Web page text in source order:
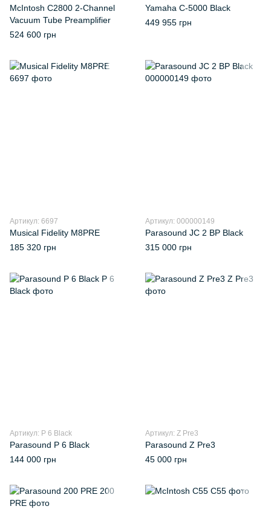
McIntosh C2800 2-Channel
Vacuum Tube Preamplifier
524 600 грн
Yamaha C-5000 Black
449 955 грн
Артикул: 6697
Musical Fidelity M8PRE
185 320 грн
Артикул: 000000149
Parasound JC 2 BP Black
315 000 грн
Артикул: P 6 Black
Parasound P 6 Black
144 000 грн
Артикул: Z Pre3
Parasound Z Pre3
45 000 грн